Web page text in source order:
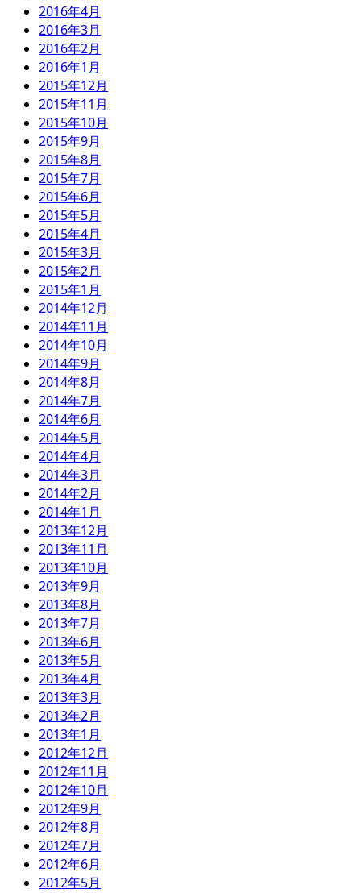
2016年4月
2016年3月
2016年2月
2016年1月
2015年12月
2015年11月
2015年10月
2015年9月
2015年8月
2015年7月
2015年6月
2015年5月
2015年4月
2015年3月
2015年2月
2015年1月
2014年12月
2014年11月
2014年10月
2014年9月
2014年8月
2014年7月
2014年6月
2014年5月
2014年4月
2014年3月
2014年2月
2014年1月
2013年12月
2013年11月
2013年10月
2013年9月
2013年8月
2013年7月
2013年6月
2013年5月
2013年4月
2013年3月
2013年2月
2013年1月
2012年12月
2012年11月
2012年10月
2012年9月
2012年8月
2012年7月
2012年6月
2012年5月